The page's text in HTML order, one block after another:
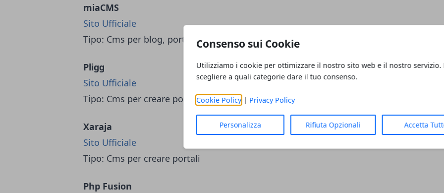
Consenso sui Cookie
Utilizziamo i cookie per ottimizzare il nostro sito web e il nostro servizio.
scegliere a quali categorie dare il tuo consenso.
Cookie Policy| Privacy Policy
Personalizza Rifiuta Opzionali Accetta
miaCMS
Sito Ufficiale
Tipo: Cms per blog, portali
Pligg
Sito Ufficiale
Tipo: Cms per creare portali, social news, social network
Xaraja
Sito Ufficiale
Tipo: Cms per creare portali
Php Fusion